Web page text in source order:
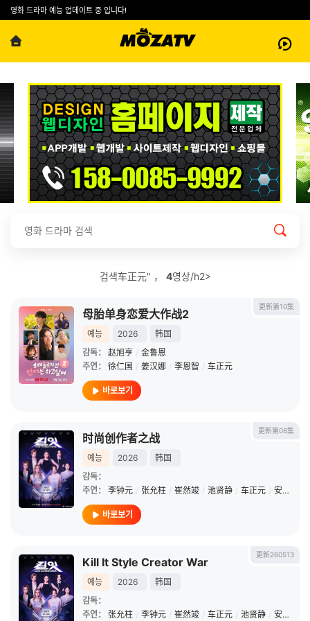
영화 드라마 예능 업데이트 중 입니다!
검색车正元" ， 4영상/h2>
更新第10集
母胎单身恋爱大作战2
예능 2026
韩国
감독：
赵旭亨 / 金鲁恩
주연：
徐仁国 / 姜汉娜 / 李恩智 / 车正元
바로보기
更新第08集
时尚创作者之战
예능 2026
韩国
감독：
주연：
李钟元 / 张允柱 / 崔然竣 / 池贤静 / 车正元 / 安雅琳
바로보기
更新260513
Kill It Style Creator War
예능 2026
韩国
감독：
주연：
张允柱 / 李钟元 / 崔然竣 / 车正元 / 池贤静 / 安雅琳